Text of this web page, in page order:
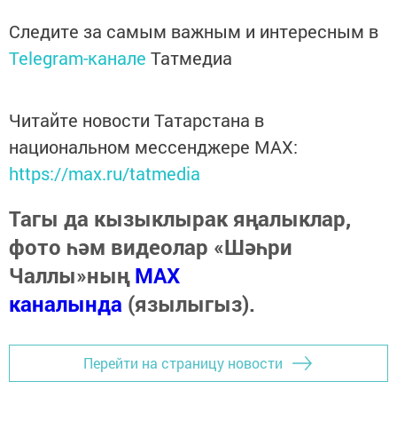
Следите за самым важным и интересным в
Telegram-канале Татмедиа
Читайте новости Татарстана в
национальном мессенджере MАХ:
https://max.ru/tatmedia
Тагы да кызыклырак яңалыклар,
фото һәм видеолар «Шәһри
Чаллы»ныңMAX
каналында (язылыгыз).
Перейти на страницу новости